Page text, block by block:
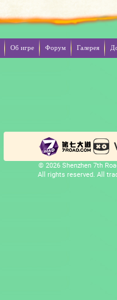
Об игре Форум Галерея
© 2026 Shenzhen 7th
All rights reserved. All